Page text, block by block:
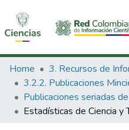
Communities & Collections
All of DSpace
Statistics
Home